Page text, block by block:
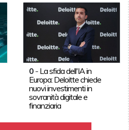
0 - La sfida dell'IA in
Europa: Deloitte chiede
nuovi investimenti in
sovranità digitale e
finanziaria